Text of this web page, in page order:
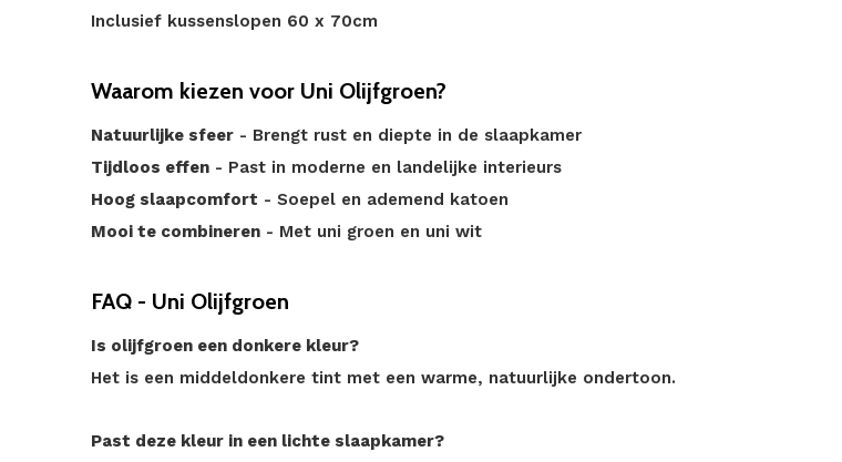
Inclusief kussenslopen 60 x 70cm
Waarom kiezen voor Uni Olijfgroen?
Natuurlijke sfeer - Brengt rust en diepte in de slaapkamer
Tijdloos effen - Past in moderne en landelijke interieurs
Hoog slaapcomfort - Soepel en ademend katoen
Mooi te combineren - Met uni groen en uni wit
FAQ - Uni Olijfgroen
Is olijfgroen een donkere kleur?
Het is een middeldonkere tint met een warme, natuurlijke ondertoon.
Past deze kleur in een lichte slaapkamer?